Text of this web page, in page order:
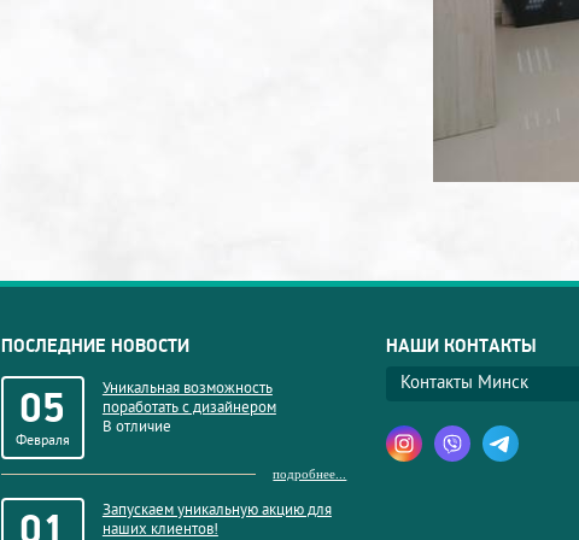
ПОСЛЕДНИЕ НОВОСТИ
05
Февраля
Уникальная возможность
поработать с дизайнером
В отличие
подробнее...
Запускаем уникальную акцию для
наших клиентов!
НАШИ КОНТАКТЫ
Контакты Минск